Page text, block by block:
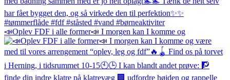
📣Oplev FDF i alle former📣 I morgen kan I komme og